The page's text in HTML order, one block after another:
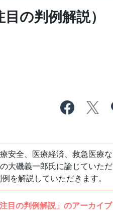
の判例解説）
安全、医療経済、救急医療な
大磯義一郎氏に論じていただ
を解説していただきます。
目の判例解説」のアーカイブ